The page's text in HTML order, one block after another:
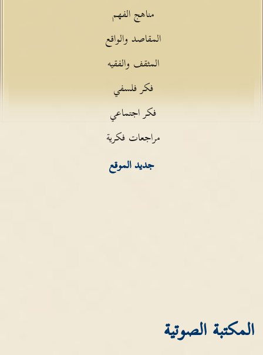
مناهج الفهم
المقاصد والواقع
المثقف والفقيه
فكر فلسفي
فكر اجتماعي
مراجعات فكرية
جديد الموقع
المكتبة الصوتية